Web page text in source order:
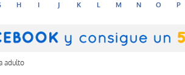
H I J K L M N O P
adulto